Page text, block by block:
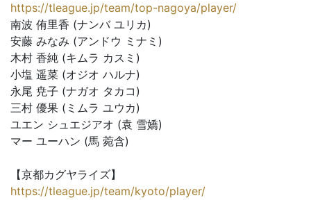
https://tleague.jp/team/top-nagoya/player/
南波 侑里香 (ナンバ ユリカ)
安藤 みなみ (アンドウ ミナミ)
木村 香純 (キムラ カスミ)
小塩 遥菜 (オジオ ハルナ)
永尾 尭子 (ナガオ タカコ)
三村 優果 (ミムラ ユウカ)
ユエン シュエジアオ (袁 雪嬌)
マー ユーハン (馬 菀含)
【京都カグヤライズ】
https://tleague.jp/team/kyoto/player/